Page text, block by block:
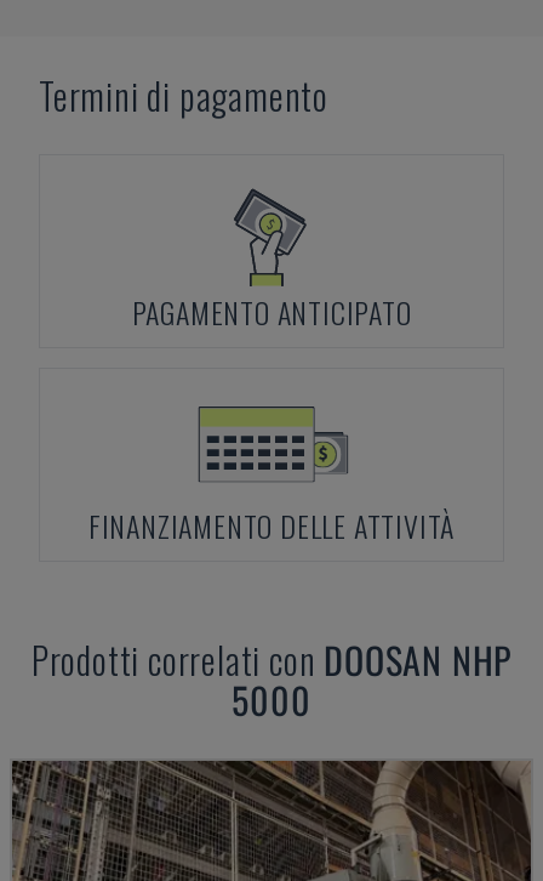
Termini di pagamento
PAGAMENTO ANTICIPATO
FINANZIAMENTO DELLE ATTIVITÀ
Prodotti correlati con DOOSAN NHP
5000